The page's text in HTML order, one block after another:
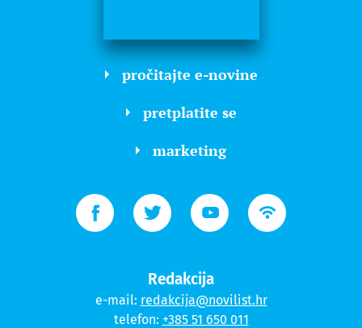
pročitajte e-novine
pretplatite se
marketing
Redakcija
e-mail: redakcija@novilist.hr
telefon: +385 51 650 011